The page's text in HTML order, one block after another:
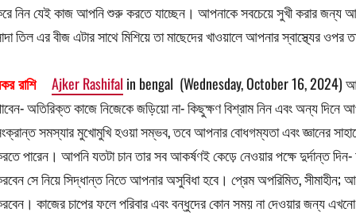
নিন যেই কাজ আপনি শুরু করতে যাচ্ছেন। আপনাকে সবচেয়ে সুখী করার জন্য
তিল এর বীজ এটার সাথে মিশিয়ে তা মাছেদের খাওয়ালে আপনার স্বাস্থ্যের
রাশি Ajker Rashifal in bengal (Wednesday, October 16, 2024)
অতিরিক্ত কাজে নিজেকে জড়িয়ো না- কিছুক্ষণ বিশ্রাম নিন এবং অন্য দিনে
সমস্যার মুখোমুখি হওয়া সম্ভব, তবে আপনার বোধগম্যতা এবং জ্ঞানের
পারেন। আপনি যতটা চান তার সব আকর্ষণই কেড়ে নেওয়ার পক্ষে দুর্দান্ত
সে নিয়ে সিদ্ধান্ত নিতে আপনার অসুবিধা হবে। প্রেম অপরিমিত,
কাজের চাপের ফলে পরিবার এবং বন্ধুদের কোন সময় না দেওয়ার জন্য